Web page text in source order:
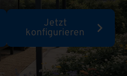
Jetzt
konfigurieren